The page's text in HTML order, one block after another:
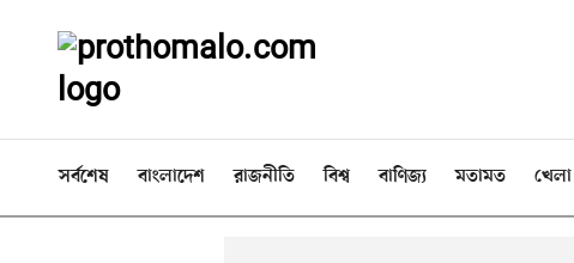
সর্বশেষ বাংলাদেশ রাজনীতি বিশ্ব বাণিজ্য মতামত খেলা